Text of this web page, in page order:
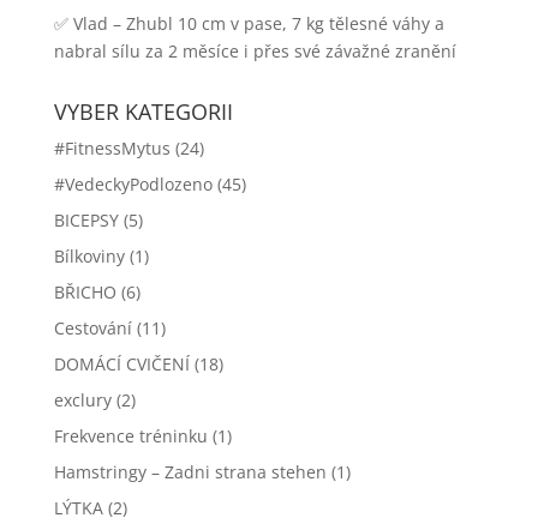
✅ Vlad – Zhubl 10 cm v pase, 7 kg tělesné váhy a
nabral sílu za 2 měsíce i přes své závažné zranění
VYBER KATEGORII
#FitnessMytus (24)
#VedeckyPodlozeno(45)
BICEPSY(5)
Bílkoviny(1)
BŘICHO (6)
Cestování(11)
DOMÁCÍ CVIČENÍ(18)
exclury(2)
Frekvence tréninku (1)
Hamstringy – Zadni strana stehen (1)
LÝTKA(2)